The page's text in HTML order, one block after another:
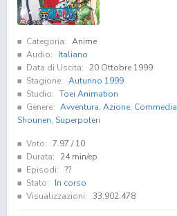
Categoria: Anime
Audio:
Italiano
Data di Uscita:
20 Ottobre 1999
Stagione: Autunno 1999
Studio: Toei Animation
Genere: Avventura, Azione, Commedia
Shounen, Superpoteri
Voto: 7.97 / 10
Durata:
24 min/ep
Episodi: ??
Stato:
In corso
Visualizzazioni: 33.902.478